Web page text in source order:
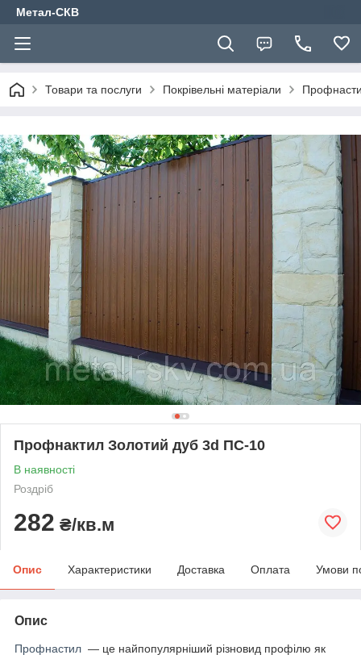
Метал-СКВ
Товари та послуги Покрівельні матеріали
Профнактил Золотий дуб 3d ПС-10
В наявності
Роздріб
282 ₴/кв.м
Опис Характеристики Доставка Оплата Умови
Опис
Профнастил — це найпопулярніший різновид профілю як